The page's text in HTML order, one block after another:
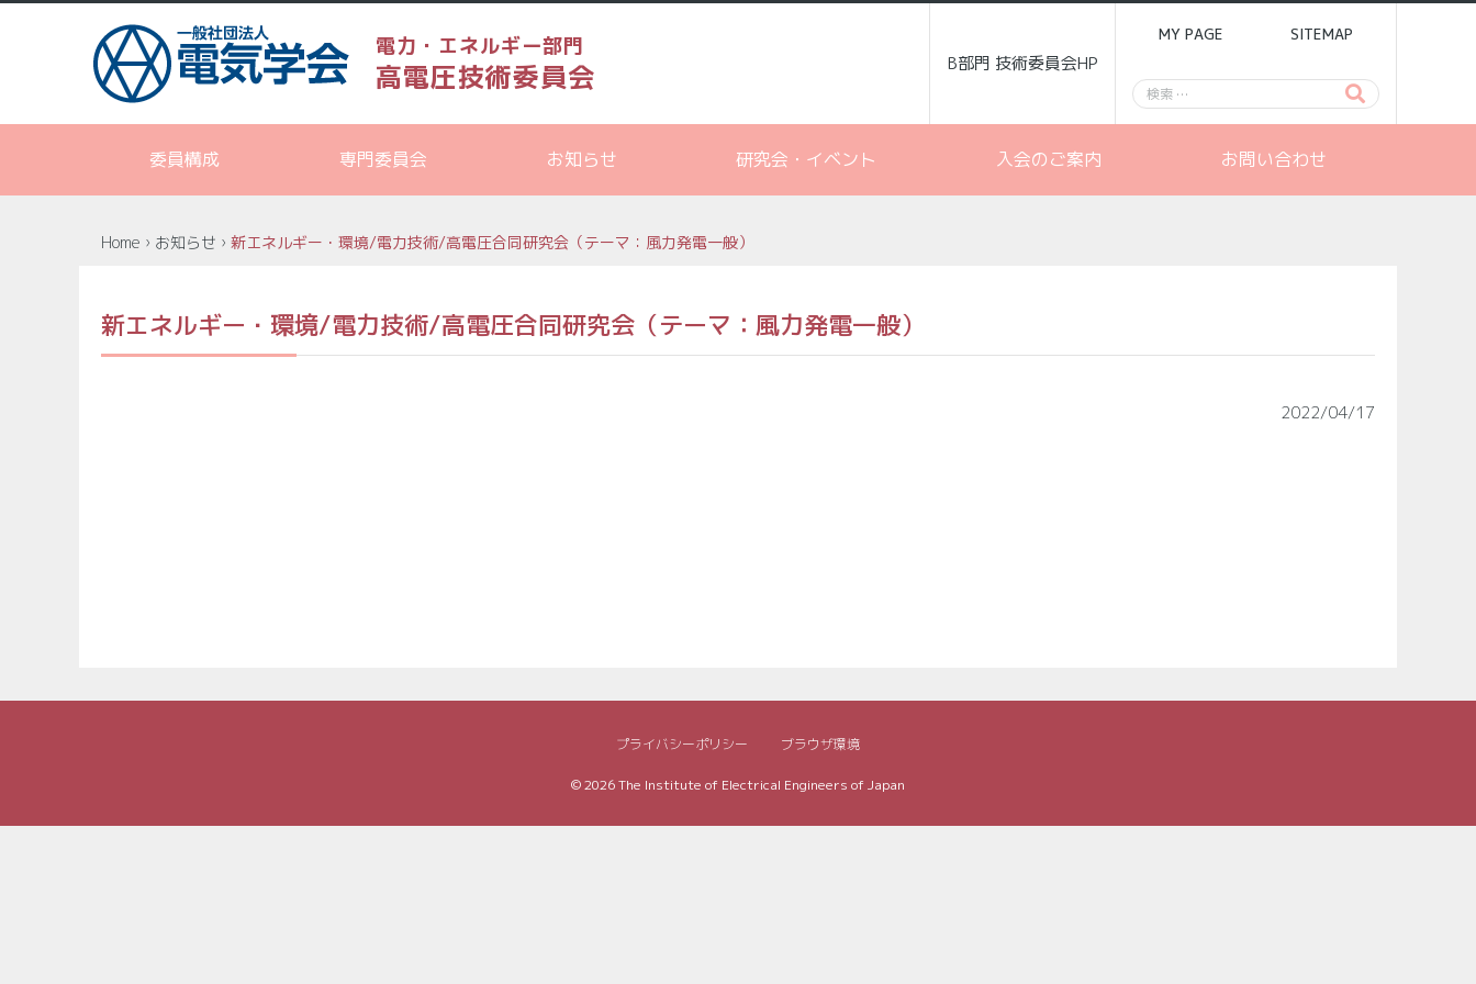
電力・エネルギー部門
高電圧技術委員会 B部門 技術委員会HP
MY PAGE SITEMAP
委員構成 専門委員会 お知らせ 研究会・イベント 入会のご案内 お問い合わせ
Home › お知らせ › 新エネルギー・環境/電力技術/高電圧合同研究会（テーマ：風力発電一般）
新エネルギー・環境/電力技術/高電圧合同研究会（テーマ：風力発電一般）
2022/04/17
プライバシーポリシー ブラウザ環境
© 2026The Institute of Electrical Engineers of Japan